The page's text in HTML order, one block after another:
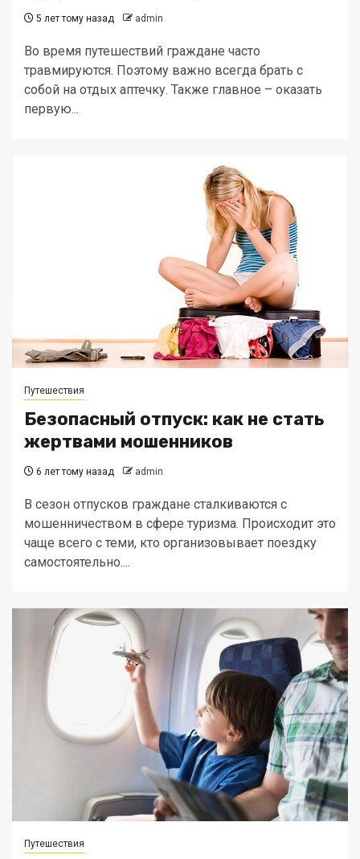
5 лет тому назад admin
Во время путешествий граждане часто
травмируются. Поэтому важно всегда брать с
собой на отдых аптечку. Также главное – оказать
первую...
Путешествия
Безопасный отпуск: как не стать
жертвами мошенников
6 лет тому назад admin
В сезон отпусков граждане сталкиваются с
мошенничеством в сфере туризма. Происходит это
чаще всего с теми, кто организовывает поездку
самостоятельно....
Путешествия